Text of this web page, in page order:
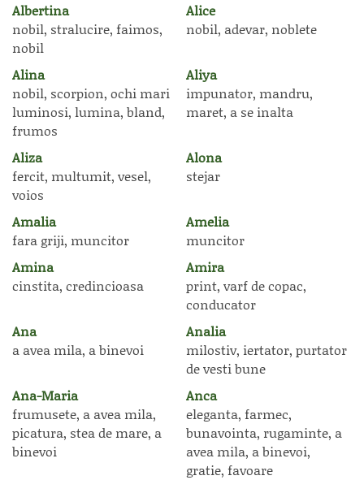
Albertina
nobil, stralucire, faimos,
nobil
Alice
nobil, adevar, noblete
Alina
nobil, scorpion, ochi mari
luminosi, lumina, bland,
frumos
Aliya
impunator, mandru,
maret, a se inalta
Aliza
fercit, multumit, vesel,
voios
Alona
stejar
Amalia
fara griji, muncitor
Amelia
muncitor
Amina
cinstita, credincioasa
Amira
print, varf de copac,
conducator
Ana
a avea mila, a binevoi
Analia
milostiv, iertator, purtator
de vesti bune
Ana-Maria
frumusete, a avea mila,
picatura, stea de mare, a
binevoi
Anca
eleganta, farmec,
bunavointa, rugaminte, a
avea mila, a binevoi,
gratie, favoare